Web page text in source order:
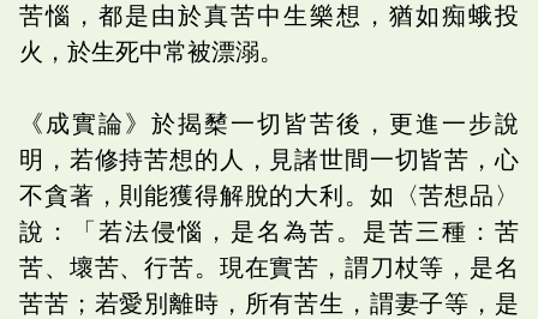
苦惱，都是由於真苦中生樂想，猶如痴蛾投
火，於生死中常被漂溺。
《成實論》於揭櫫一切皆苦後，更進一步說
明，若修持苦想的人，見諸世間一切皆苦，心
不貪著，則能獲得解脫的大利。如〈苦想品〉
說：「若法侵惱，是名為苦。是苦三種：苦
苦、壞苦、行苦。現在實苦，謂刀杖等，是名
苦苦；若愛別離時，所有苦生，謂妻子等，是